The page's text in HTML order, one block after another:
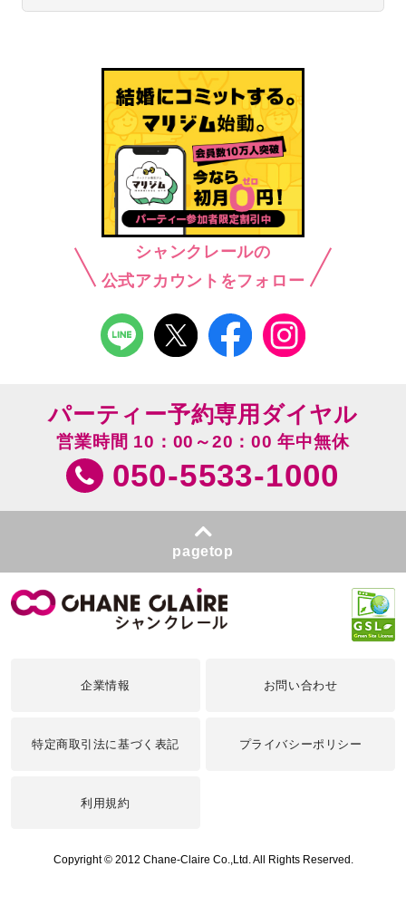
シャンクレールの
公式アカウントをフォロー
パーティー予約専用ダイヤル
営業時間 10：00～20：00 年中無休
050-5533-1000
pagetop
企業情報 お問い合わせ
特定商取引法に基づく表記 プライバシーポリシー
利用規約
Copyright © 2012 Chane-Claire Co.,Ltd. All Rights Reserved.